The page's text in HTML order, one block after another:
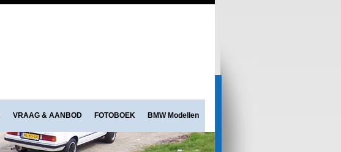
VRAAG & AANBOD FOTOBOEK BMW Modellen